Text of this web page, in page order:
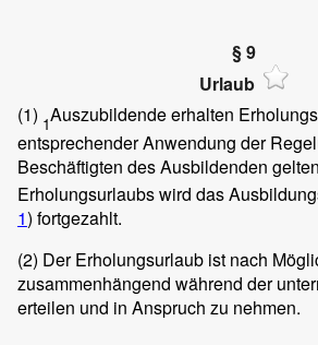
§ 9
Urlaub
(1) 1Auszubildende erhalten
entsprechender Anwendung der
Beschäftigten des Ausbildenden
Erholungsurlaubs wird das
1) fortgezahlt.
(2) Der Erholungsurlaub ist nach
zusammenhängend während der
erteilen und in Anspruch zu nehmen.